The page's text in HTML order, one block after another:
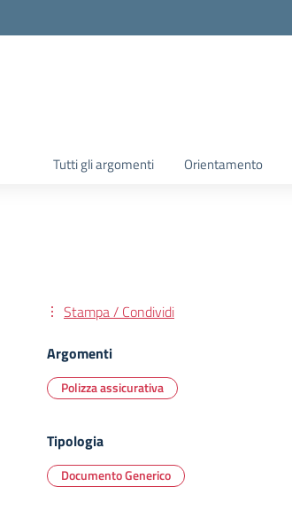
Tutti gli argomenti Orientamento
Stampa / Condividi
Argomenti
Polizza assicurativa
Tipologia
Documento Generico